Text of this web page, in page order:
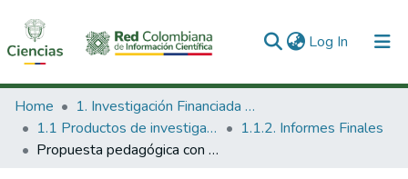
Log In (current)
Communities & Collections
All of DSpace
Home
1. Investigación Financiada con Recursos Públicos
1.1 Productos de investigación
1.1.2. Informes Finales
Propuesta pedagógica con maestros para el para el manejo del lenguaje escrito en los grados de primero y segundo de educación básica primaria.